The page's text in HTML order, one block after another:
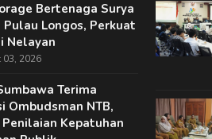
Bertenaga Surya
Pulau Longos, Perkuat
Nelayan
2026
Terima
Ombudsman NTB,
Penilaian Kepatuhan